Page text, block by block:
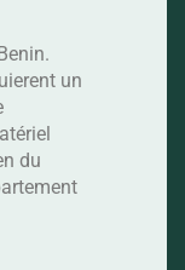
de
un
du